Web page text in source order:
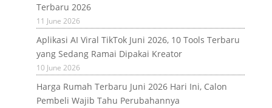
Terbaru 2026
11 June 2026
Aplikasi AI Viral TikTok Juni 2026, 10 Tools Terbaru
yang Sedang Ramai Dipakai Kreator
10 June 2026
Harga Rumah Terbaru Juni 2026 Hari Ini, Calon
Pembeli Wajib Tahu Perubahannya